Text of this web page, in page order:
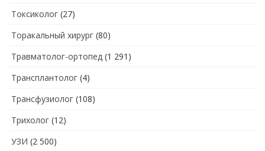
Токсиколог (27)
Торакальный хирург (80)
Травматолог-ортопед (1 291)
Трансплантолог (4)
Трансфузиолог (108)
Трихолог (12)
УЗИ (2 500)